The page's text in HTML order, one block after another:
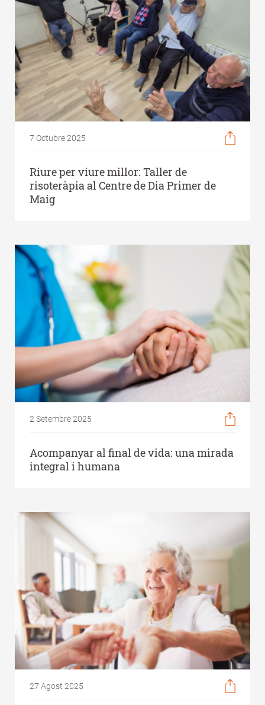
7 Octubre 2025
Riure per viure millor: Taller de
risoteràpia al Centre de Dia Primer de
Maig
2 Setembre 2025
Acompanyar al final de vida: una mirada
integral i humana
27 Agost 2025